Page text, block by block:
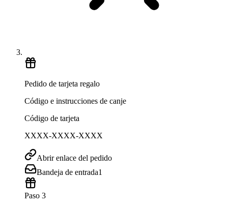
Pedido de tarjeta regalo
Código e instrucciones de canje
Código de tarjeta
XXXX-XXXX-XXXX
Abrir enlace del pedido
Bandeja de entrada1
Paso 3